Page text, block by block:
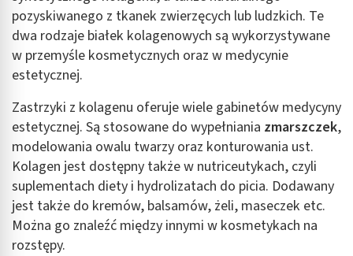
pozyskiwanego z tkanek zwierzęcych lub ludzkich. Te
dwa rodzaje białek kolagenowych są wykorzystywane
w przemyśle kosmetycznych oraz w medycynie
estetycznej.
Zastrzyki z kolagenu oferuje wiele gabinetów medycyny
estetycznej. Są stosowane do wypełniania zmarszczek,
modelowania owalu twarzy oraz konturowania ust.
Kolagen jest dostępny także w nutriceutykach, czyli
suplementach diety i hydrolizatach do picia. Dodawany
jest także do kremów, balsamów, żeli, maseczek etc.
Można go znaleźć między innymi w kosmetykach na
rozstępy.